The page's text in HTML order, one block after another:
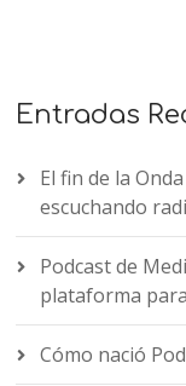
Entradas
El fin de la
escuchando
Podcast de
plataforma
Cómo nació